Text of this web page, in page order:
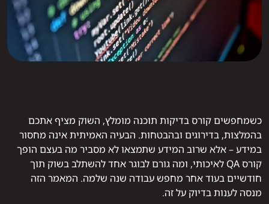
כשמחפשים קורס בדיקות תוכנה מומלץ, השוק מציף אתכם
בהמלצות, בדירוגים ובהבטחות. הבעיה האמיתית אינה מחסור
במידע – אלא שרוב המידע שתמצאו לא מסביר מה בעצם הופך
קורס QA לאיכותי, ומה גורם לבוגר אחד להשתלב בשוק תוך
חודשיים בעוד אחר מחפש עבודה שנה שלמה. המאמר הזה
מנסה לענות בדיוק על זה.